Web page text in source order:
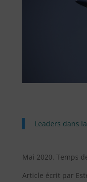
Leaders dans
Mai 2020. Temps
Article écrit par